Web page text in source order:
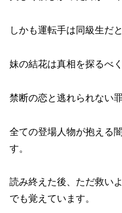
しかも運転手は同級生だと
妹の結花は真相を探るべ
禁断の恋と逃れられない罪
全ての登場人物が抱える
す。
読み終えた後、ただ救い
でも覚えています。